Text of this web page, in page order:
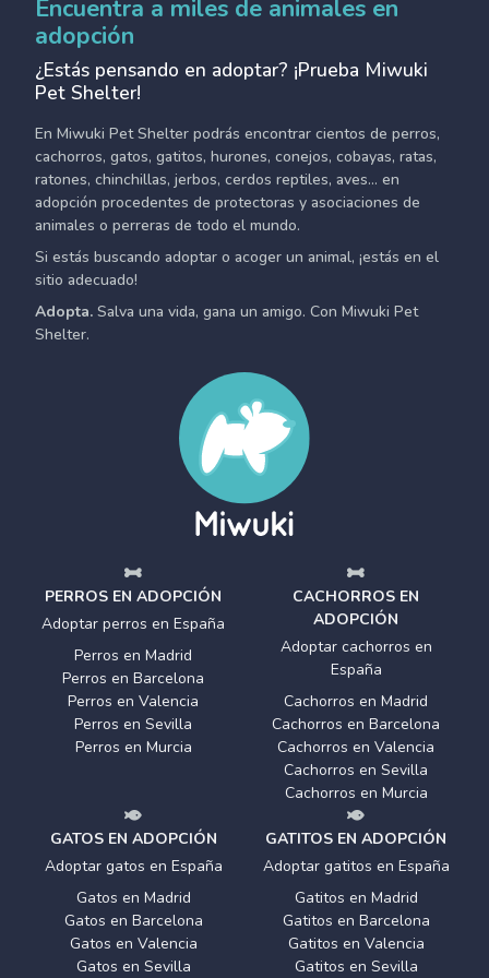
Encuentra a miles de animales en
adopción
¿Estás pensando en adoptar? ¡Prueba Miwuki
Pet Shelter!
En Miwuki Pet Shelter podrás encontrar cientos de perros,
cachorros, gatos, gatitos, hurones, conejos, cobayas, ratas,
ratones, chinchillas, jerbos, cerdos reptiles, aves... en
adopción procedentes de protectoras y asociaciones de
animales o perreras de todo el mundo.
Si estás buscando adoptar o acoger un animal, ¡estás en el
sitio adecuado!
Adopta. Salva una vida, gana un amigo. Con Miwuki Pet
Shelter.
PERROS EN ADOPCIÓN
Adoptar perros en España
Perros en Madrid
Perros en Barcelona
Perros en Valencia
Perros en Sevilla
Perros en Murcia
CACHORROS EN
ADOPCIÓN
Adoptar cachorros en
España
Cachorros en Madrid
Cachorros en Barcelona
Cachorros en Valencia
Cachorros en Sevilla
Cachorros en Murcia
GATOS EN ADOPCIÓN
Adoptar gatos en España
Gatos en Madrid
Gatos en Barcelona
Gatos en Valencia
Gatos en Sevilla
GATITOS EN ADOPCIÓN
Adoptar gatitos en España
Gatitos en Madrid
Gatitos en Barcelona
Gatitos en Valencia
Gatitos en Sevilla